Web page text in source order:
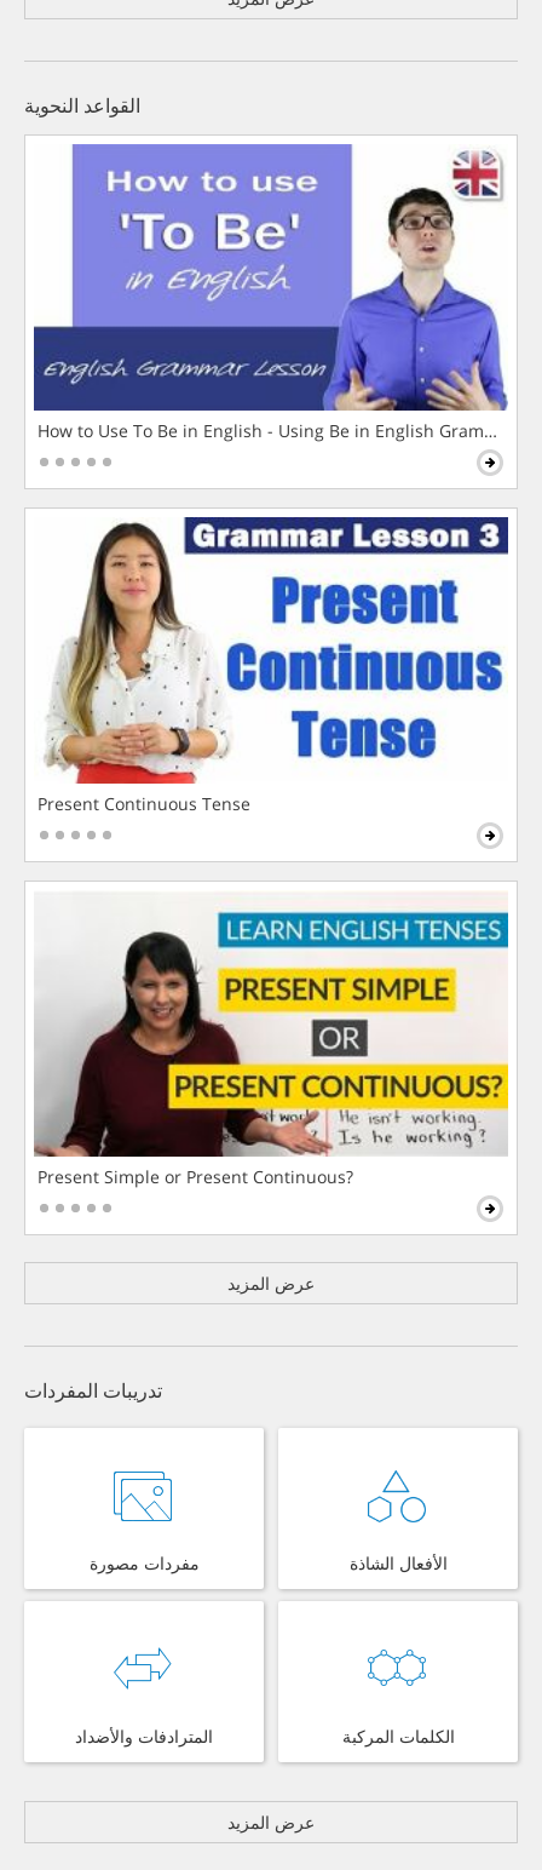
القواعد النحوية
How to Use To Be in English - Using Be in English Grammar
Present Continuous Tense
Present Simple or Present Continuous?
عرض المزيد
تدريبات المفردات
مفردات مصورة الأفعال الشاذة
المترادفات والأضداد الكلمات المركبة
عرض المزيد